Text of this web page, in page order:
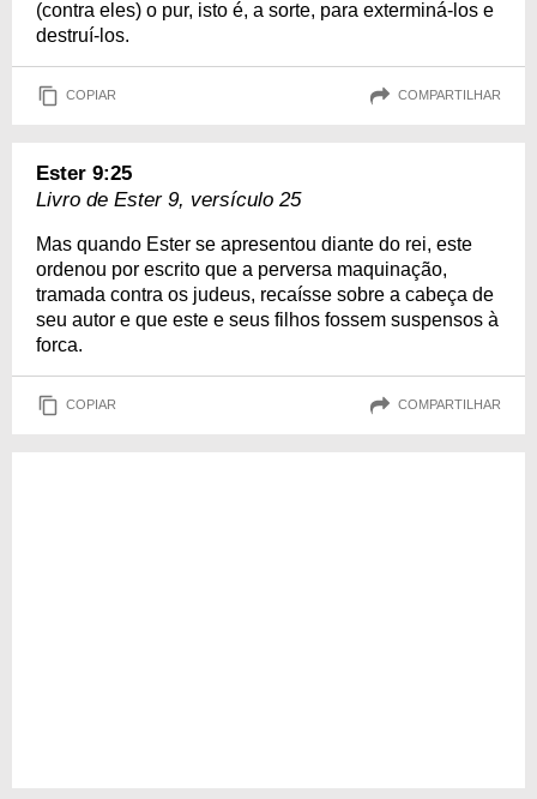
(contra eles) o pur, isto é, a sorte, para exterminá-los e
destruí-los.
COPIAR COMPARTILHAR
Ester 9:25
Livro de Ester 9, versículo 25
Mas quando Ester se apresentou diante do rei, este
ordenou por escrito que a perversa maquinação,
tramada contra os judeus, recaísse sobre a cabeça de
seu autor e que este e seus filhos fossem suspensos à
forca.
COPIAR COMPARTILHAR